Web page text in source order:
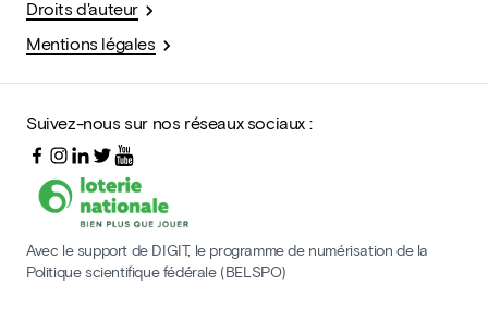
Droits d'auteur
Mentions légales
Suivez-nous sur nos réseaux sociaux :
Avec le support de DIGIT, le programme de numérisation de la
Politique scientifique fédérale (BELSPO)